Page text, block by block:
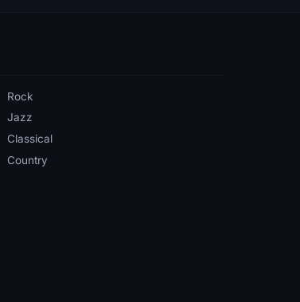
Rock
Jazz
Classical
Country